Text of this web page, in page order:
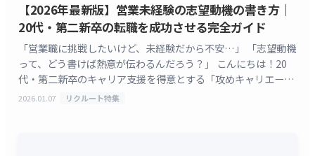
【2026年最新版】営業未経験の志望動機の書き方｜
20代・第二新卒の転職を成功させる完全ガイド
「営業職に挑戦したいけど、未経験だから不安…」 「志望動機
って、どう書けば熱意が伝わるんだろう？」 こんにちは！20
代・第二新卒のキャリア支援を得意とする「攻めキャリエージ
ェント」の東田です。 これまで多くの営業未経験者 [&hellip;]
2026.01.07 リクルート特集